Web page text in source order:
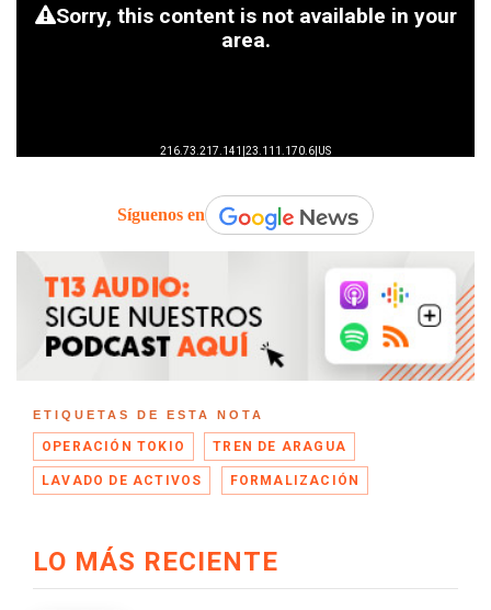
Síguenos en
ETIQUETAS DE ESTA NOTA
OPERACIÓN TOKIO TREN DE ARAGUA
LAVADO DE ACTIVOS FORMALIZACIÓN
LO MÁS RECIENTE